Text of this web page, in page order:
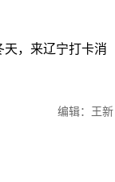
，来辽宁打卡消
编辑：王新